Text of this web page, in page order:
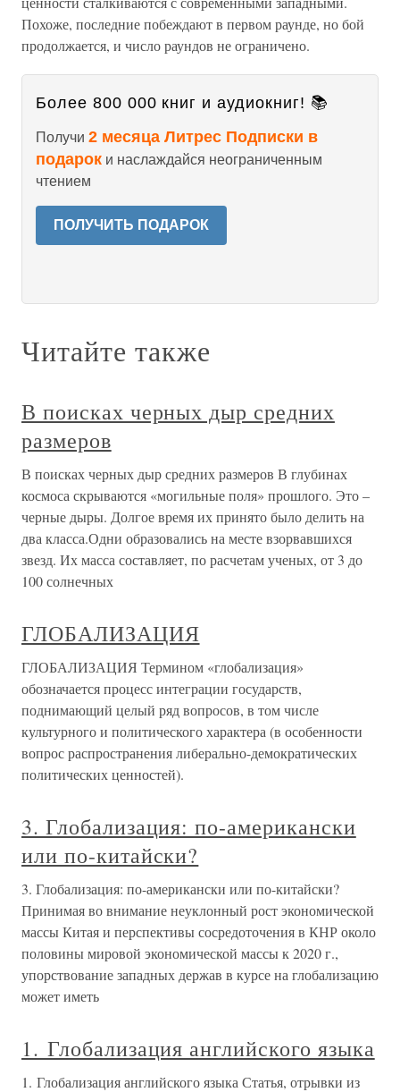
Похоже, последние побеждают в первом раунде, но бой
продолжается, и число раундов не ограничено.
Более 800 000 книг и аудиокниг! 📚
Получи 2 месяца Литрес Подписки в
подарок и наслаждайся неограниченным
чтением
ПОЛУЧИТЬ ПОДАРОК
Читайте также
В поисках черных дыр средних
размеров
В поисках черных дыр средних размеров В глубинах
космоса скрываются «могильные поля» прошлого. Это –
черные дыры. Долгое время их принято было делить на
два класса.Одни образовались на месте взорвавшихся
звезд. Их масса составляет, по расчетам ученых, от 3 до
100 солнечных
ГЛОБАЛИЗАЦИЯ
ГЛОБАЛИЗАЦИЯ Термином «глобализация»
обозначается процесс интеграции государств,
поднимающий целый ряд вопросов, в том числе
культурного и политического характера (в особенности
вопрос распространения либерально-демократических
политических ценностей).
3. Глобализация: по-американски
или по-китайски?
3. Глобализация: по-американски или по-китайски?
Принимая во внимание неуклонный рост экономической
массы Китая и перспективы сосредоточения в КНР около
половины мировой экономической массы к 2020 г.,
упорствование западных держав в курсе на глобализацию
может иметь
1. Глобализация английского языка
1. Глобализация английского языка Статья, отрывки из